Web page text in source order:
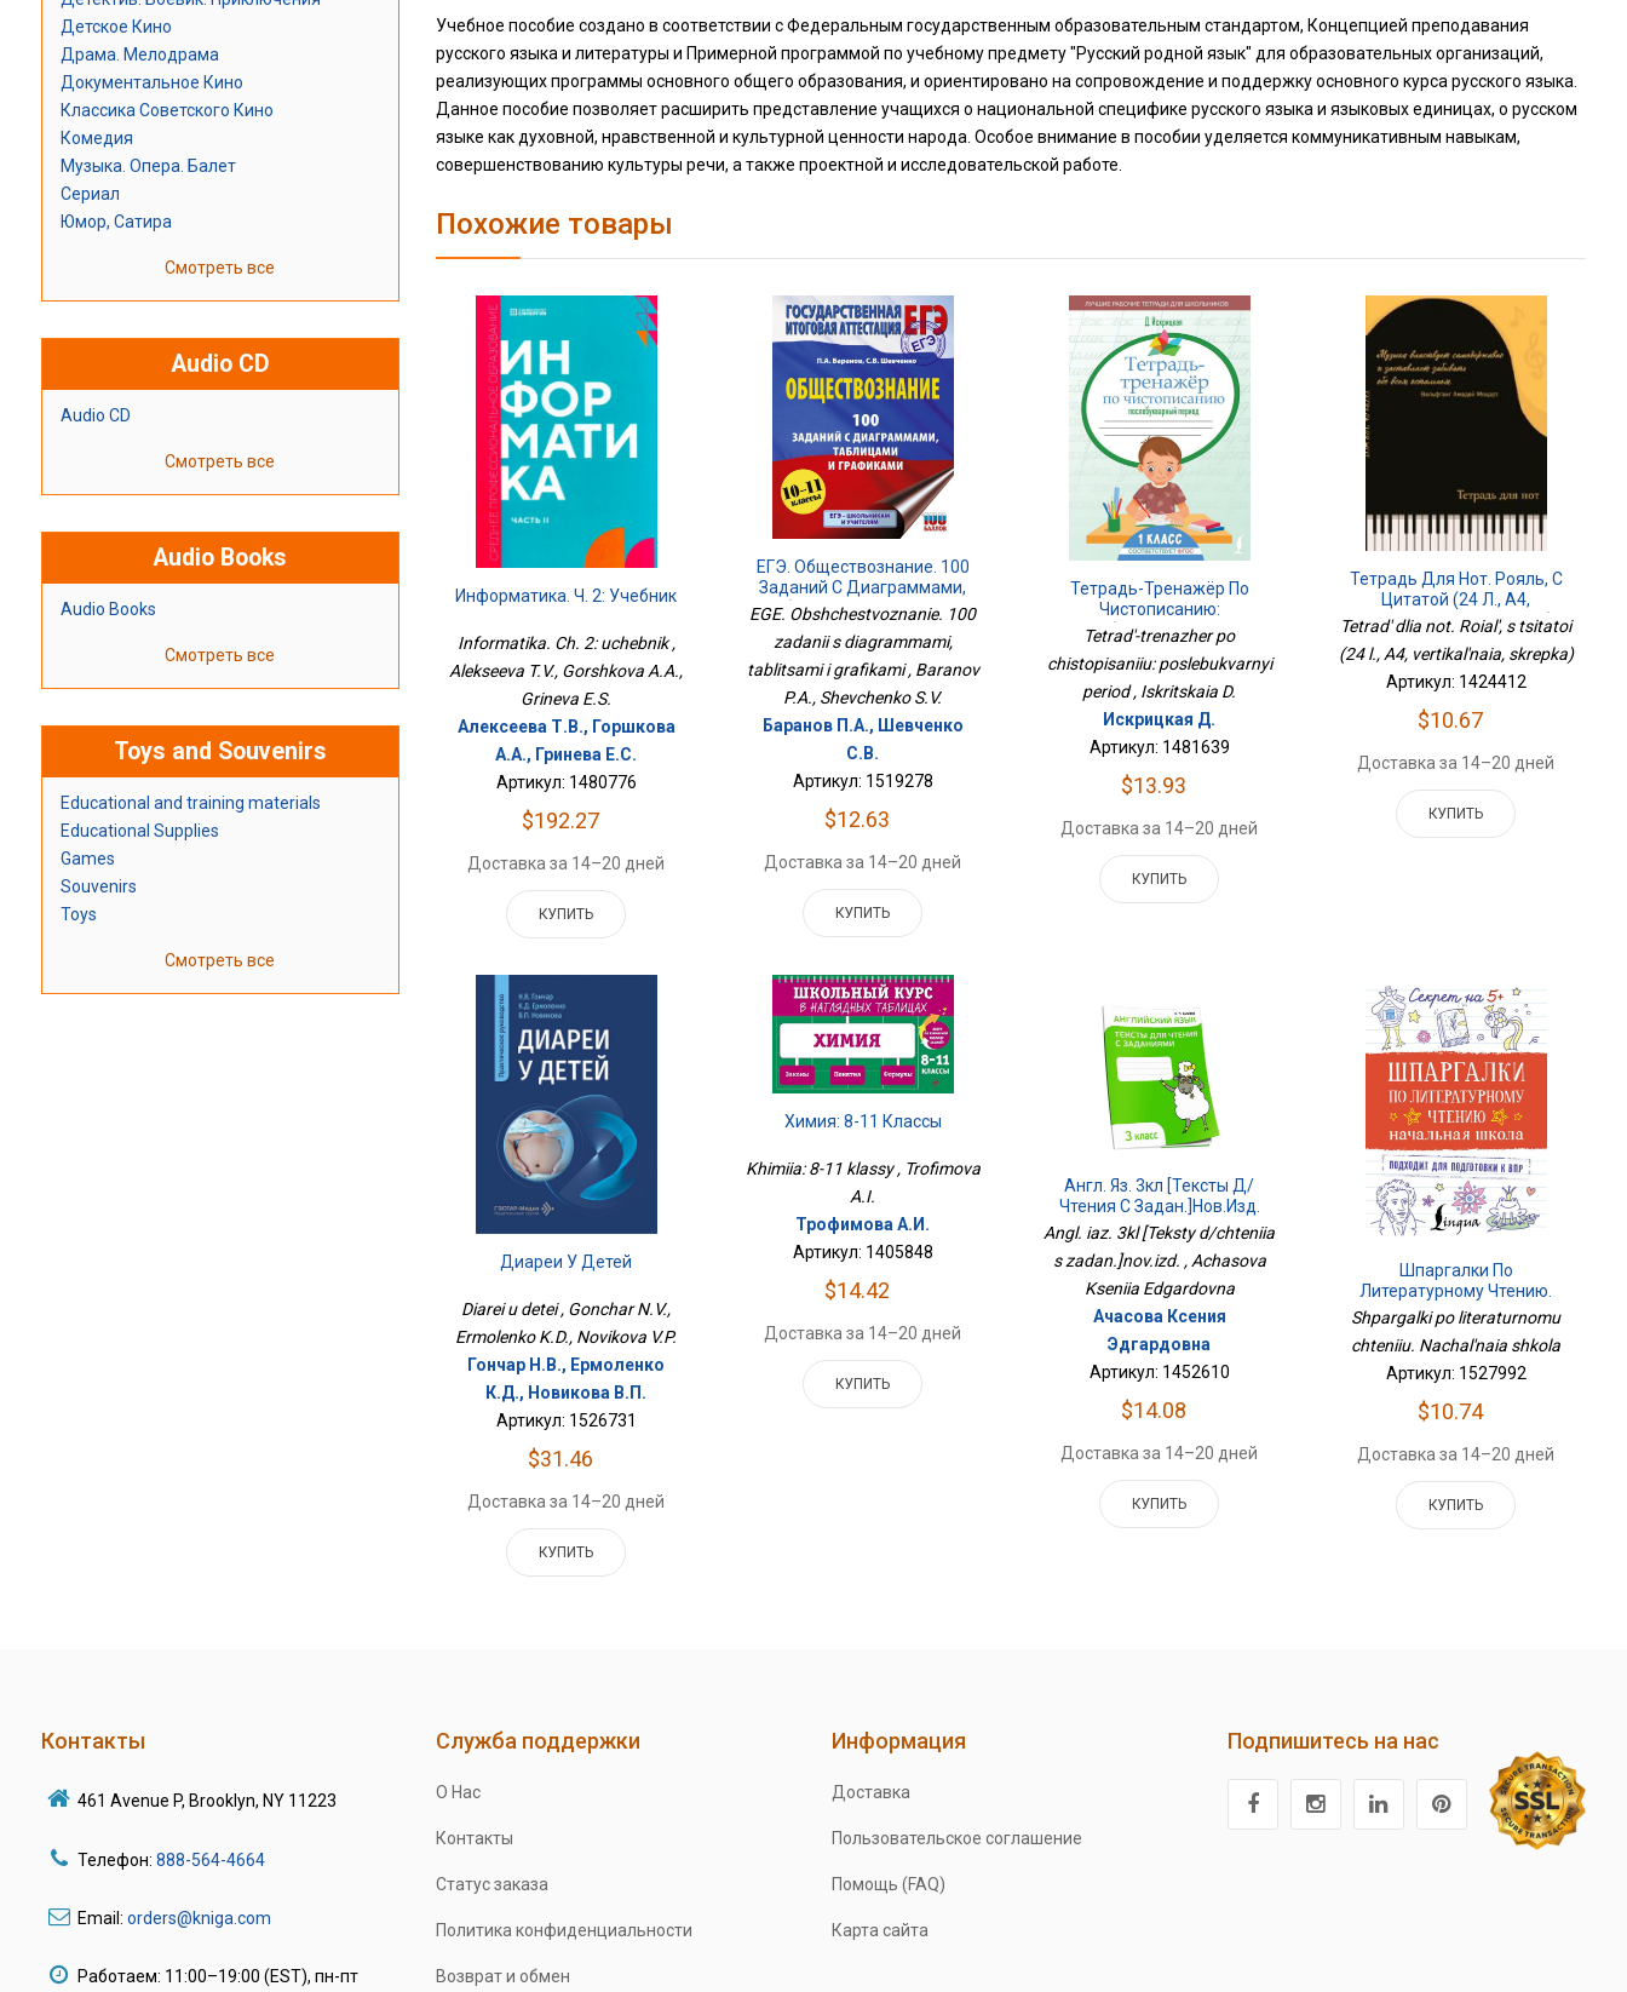
Детское Кино
Драма. Мелодрама
Документальное Кино
Классика Советского Кино
Комедия
Музыка. Опера. Балет
Сериал
Юмор, Сатира
Смотреть все
Audio CD
Audio CD
Смотреть все
Audio Books
Audio Books
Смотреть все
Toys and Souvenirs
Educational and training materials
Educational Supplies
Games
Souvenirs
Toys
Смотреть все
Учебное пособие создано в соответствии с Федеральным государственным образовательным стандартом, Концепцией преподавания
русского языка и литературы и Примерной программой по учебному предмету "Русский родной язык" для образовательных организаций,
реализующих программы основного общего образования, и ориентировано на сопровождение и поддержку основного курса русского языка.
Данное пособие позволяет расширить представление учащихся о национальной специфике русского языка и языковых единицах, о русском
языке как духовной, нравственной и культурной ценности народа. Особое внимание в пособии уделяется коммуникативным навыкам,
совершенствованию культуры речи, а также проектной и исследовательской работе.
Похожие товары
Информатика. Ч. 2: Учебник
Informatika. Ch. 2: uchebnik ,
Alekseeva T.V., Gorshkova A.A.,
Grineva E.S.
Алексеева Т.В., Горшкова
А.А., Гринева Е.С.
Артикул: 1480776
$192.27
Доставка за 14–20 дней
КУПИТЬ
ЕГЭ. Обществознание. 100
Заданий С Диаграммами,
Таблицами И Графиками
EGE. Obshchestvoznanie. 100
zadanii s diagrammami,
tablitsami i grafikami , Baranov
P.A., Shevchenko S.V.
Баранов П.А., Шевченко
С.В.
Артикул: 1519278
$12.63
Доставка за 14–20 дней
КУПИТЬ
Тетрадь-Тренажёр По
Чистописанию:
Послебукварный Период
Tetrad'-trenazher po
chistopisaniiu: poslebukvarnyi
period , Iskritskaia D.
Искрицкая Д.
Артикул: 1481639
$13.93
Доставка за 14–20 дней
КУПИТЬ
Тетрадь Для Нот. Рояль, С
Цитатой (24 Л., А4,
Вертикальная, Скрепка)
Tetrad' dlia not. Roial', s tsitatoi
(24 l., A4, vertikal'naia, skrepka)
Артикул: 1424412
$10.67
Доставка за 14–20 дней
КУПИТЬ
Диареи У Детей
Diarei u detei , Gonchar N.V.,
Ermolenko K.D., Novikova V.P.
Гончар Н.В., Ермоленко
К.Д., Новикова В.П.
Артикул: 1526731
$31.46
Доставка за 14–20 дней
КУПИТЬ
Химия: 8-11 Классы
Khimiia: 8-11 klassy , Trofimova
A.I.
Трофимова А.И.
Артикул: 1405848
$14.42
Доставка за 14–20 дней
КУПИТЬ
Англ. Яз. 3кл [Тексты Д/
Чтения С Задан.]нов.изд.
Angl. iaz. 3kl [Teksty d/chteniia
s zadan.]nov.izd. , Achasova
Kseniia Edgardovna
Ачасова Ксения
Эдгардовна
Артикул: 1452610
$14.08
Доставка за 14–20 дней
КУПИТЬ
Шпаргалки По
Литературному Чтению.
Начальная Школа
Shpargalki po literaturnomu
chteniiu. Nachal'naia shkola
Артикул: 1527992
$10.74
Доставка за 14–20 дней
КУПИТЬ
Контакты
461 Avenue P, Brooklyn, NY 11223
Телефон: 888-564-4664
Email: orders@kniga.com
Работаем: 11:00–19:00 (EST), пн-пт
Служба поддержки
О Нас
Контакты
Статус заказа
Политика конфиденциальности
Возврат и обмен
Информация
Доставка
Пользовательское соглашение
Помощь (FAQ)
Карта сайта
Подпишитесь на нас